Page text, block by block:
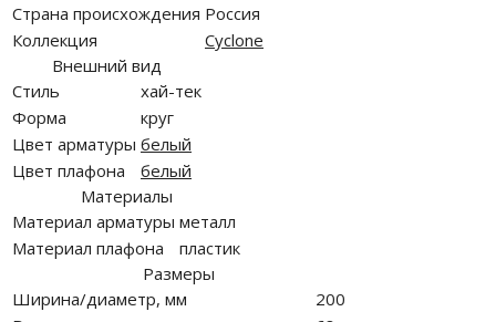
Страна происхождения Россия
Коллекция
Cyclone
Внешний вид
Стиль
хай-тек
Форма
круг
Цвет арматуры белый
Цвет плафона
белый
Материалы
Материал арматуры металл
Материал плафона
пластик
Размеры
Ширина/диаметр, мм
200